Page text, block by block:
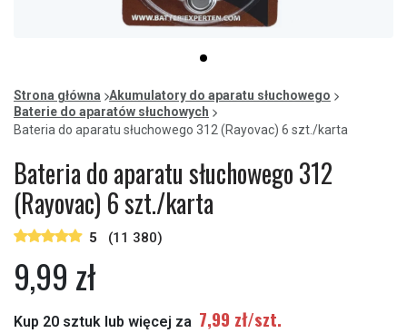
item
0
of
1
Strona główna
Akumulatory do aparatu słuchowego
Baterie do aparatów słuchowych
Bateria do aparatu słuchowego 312 (Rayovac) 6 szt./karta
Bateria do aparatu słuchowego 312
(Rayovac) 6 szt./karta
5 (11 380)
9,99 zł
Kup 20 sztuk lub więcej za 7,99 zł/szt.